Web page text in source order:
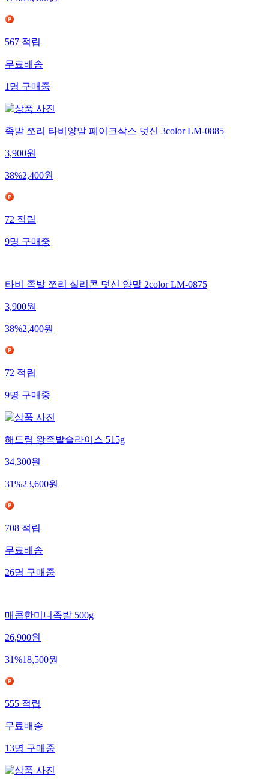
567적립
무료배송
1명구매중
족발 쪼리 타비양말 페이크삭스 덧신 3color LM-0885
3,900원
38%2,400원
72적립
9명구매중
타비 족발 쪼리 실리콘 덧신 양말 2color LM-0875
3,900원
38%2,400원
72적립
9명구매중
해드림 왕족발슬라이스 515g
34,300원
31%23,600원
708적립
무료배송
26명구매중
매콤한미니족발 500g
26,900원
31%18,500원
555적립
무료배송
13명구매중